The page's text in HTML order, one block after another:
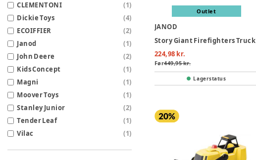
CLEMENTONI
(1)
Dickie Toys
(4)
ECOIFFIER
(2)
Janod
(1)
John Deere
(2)
Kids Concept
(1)
Magni
(1)
Moover Toys
(1)
Stanley Junior
(2)
Tender Leaf
(1)
Vilac
(1)
Outlet
JANOD
Story Giant Firefighters Truck
224,98 kr.
Før449,95 kr.
Lagerstatus